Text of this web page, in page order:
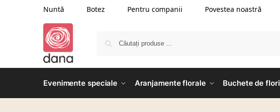
Nuntă Botez Pentru companii Povestea noastră
Evenimente speciale Aranjamente florale Buchete de flori